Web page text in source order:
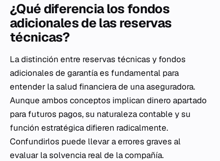
¿Qué diferencia los fondos
adicionales de las reservas
técnicas?
La distinción entre reservas técnicas y fondos
adicionales de garantía es fundamental para
entender la salud financiera de una aseguradora.
Aunque ambos conceptos implican dinero apartado
para futuros pagos, su naturaleza contable y su
función estratégica difieren radicalmente.
Confundirlos puede llevar a errores graves al
evaluar la solvencia real de la compañía.